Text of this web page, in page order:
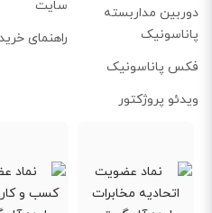
می‌شود تا افت کیفیت محسوسی ایجاد نشود.
دوربین مداربسته
پاناسونیک
فکس پاناسونیک
ویدئو پروژکتور
سایت
راهنمای خرید